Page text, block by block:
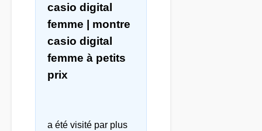
casio digital
femme | montre
casio digital
femme à petits
prix
a été visité par plus